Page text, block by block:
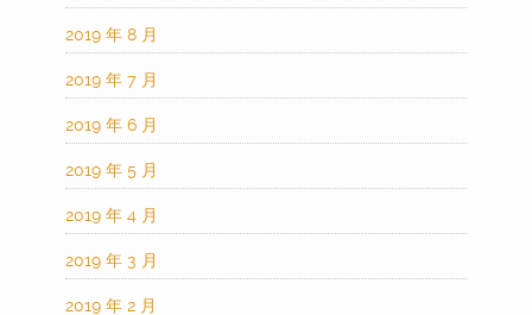
2019 年 8 月
2019 年 7 月
2019 年 6 月
2019 年 5 月
2019 年 4 月
2019 年 3 月
2019 年 2 月